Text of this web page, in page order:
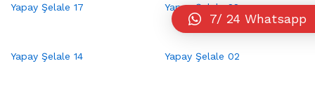
Yapay Şelale 17 Yapay Şelale 22
Yapay Şelale 14 Yapay Şelale 02
7/ 24 Whatsapp